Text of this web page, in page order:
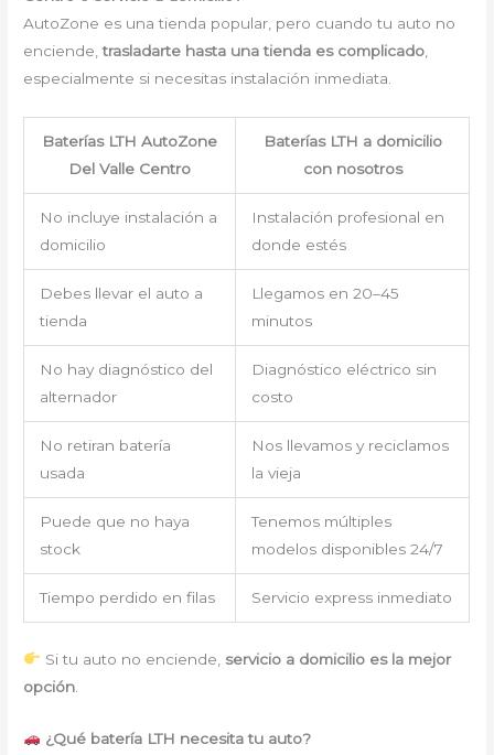
AutoZone es una tienda popular, pero cuando tu auto no
enciende,trasladarte hasta una tienda es complicado,
especialmente si necesitas instalación inmediata.
Baterías LTH AutoZone
Del Valle Centro
Baterías LTH a domicilio
con nosotros
No incluye instalación a
domicilio
Instalación profesional en
donde estés
Debes llevar el auto a
tienda
Llegamos en 20–45
minutos
No hay diagnóstico del
alternador
Diagnóstico eléctrico sin
costo
No retiran batería
usada
Nos llevamos y reciclamos
la vieja
Puede que no haya
stock
Tenemos múltiples
modelos disponibles 24/7
Tiempo perdido en filas Servicio express inmediato
Si tu auto no enciende, servicio a domicilio es la mejor
opción
¿Qué batería LTH necesita tu auto?